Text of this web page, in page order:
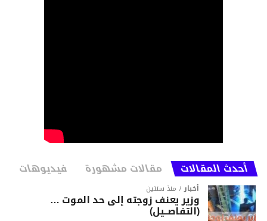
أحدث المقالات مقالات مشهورة فيديوهات
أخبار منذ سنتين
وزير يعنف زوجته إلى حد الموت …
(التفاصــيل)